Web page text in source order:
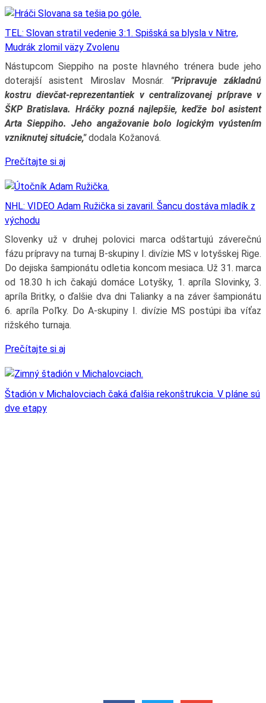
TEL: Slovan stratil vedenie 3:1. Spišská sa blysla v Nitre,
Mudrák zlomil väzy Zvolenu
Nástupcom Sieppiho na poste hlavného trénera bude jeho
doterajší asistent Miroslav Mosnár. "Pripravuje základnú
kostru dievčat-reprezentantiek v centralizovanej príprave v
ŠKP Bratislava. Hráčky pozná najlepšie, keďže bol asistent
Arta Sieppiho. Jeho angažovanie bolo logickým vyústením
vzniknutej situácie,"dodala Kožanová.
Prečítajte si aj
NHL: VIDEO Adam Ružička si zavaril. Šancu dostáva mladík z
východu
Slovenky už v druhej polovici marca odštartujú záverečnú
fázu prípravy na turnaj B-skupiny I. divízie MS v lotyšskej Rige.
Do dejiska šampionátu odletia koncom mesiaca. Už 31. marca
od 18.30 h ich čakajú domáce Lotyšky, 1. apríla Slovinky, 3.
apríla Britky, o ďalšie dva dni Talianky a na záver šampionátu
6. apríla Poľky. Do A-skupiny I. divízie MS postúpi iba víťaz
rižského turnaja.
Prečítajte si aj
Štadión v Michalovciach čaká ďalšia rekonštrukcia. V pláne sú
dve etapy